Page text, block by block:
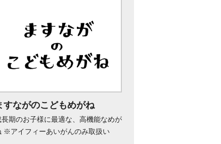
すながのこどもめがね
長期のお子様に最適な、高機能なめが
※アイフィーあいがんのみ取扱い